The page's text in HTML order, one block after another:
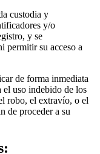
custodia y
y/o
y se
permitir su acceso a
de forma inmediata
el uso indebido de los
robo, el extravío, o el
de proceder a su